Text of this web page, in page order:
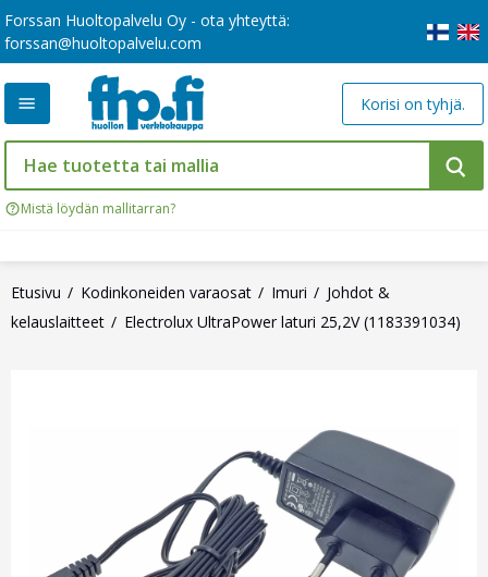
Forssan Huoltopalvelu Oy - ota yhteyttä:
forssan@huoltopalvelu.com
Mistä löydän mallitarran?
Korisi on tyhjä.
Etusivu Kodinkoneiden varaosat Imuri
Johdot &
kelauslaitteet
Electrolux UltraPower laturi 25,2V (1183391034)